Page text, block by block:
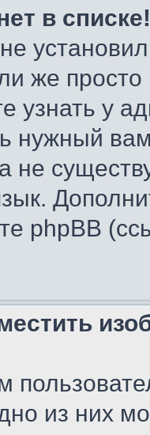
в списке!
же
узнать у
нужный
не
phpBB
из них